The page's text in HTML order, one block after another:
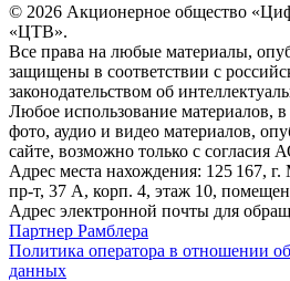
© 2026 Акционерное общество
«ЦТВ».
Все права на любые материалы,
защищены в соответствии с
законодательством об
Любое использование материалов,
фото, аудио и видео материалов,
сайте, возможно только с согласия
Адрес места нахождения: 125 167,
пр-т, 37 А, корп. 4, этаж 10,
Адрес электронной почты для
Партнер Рамблера
Политика оператора в отношении
данных